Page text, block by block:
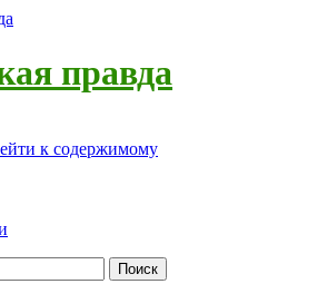
правда
к содержимому